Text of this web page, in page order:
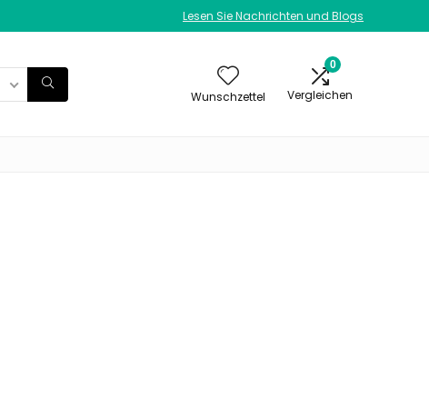
Lesen Sie Nachrichten und Blogs
Wunschzettel
0
Vergleichen